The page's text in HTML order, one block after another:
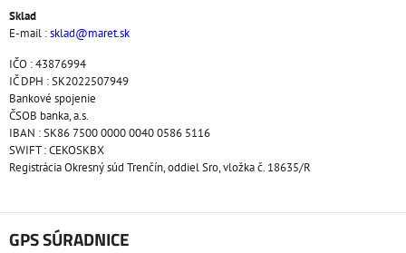
Sklad
E-mail :sklad@maret.sk
IČO : 43876994
IČ DPH : SK2022507949
Bankové spojenie
ČSOB banka, a.s.
IBAN : SK86 7500 0000 0040 0586 5116
SWIFT : CEKOSKBX
Registrácia Okresný súd Trenčín, oddiel Sro, vložka č. 18635/R
GPS SÚRADNICE